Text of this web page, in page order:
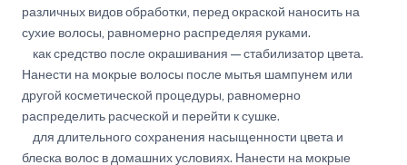
различных видов обработки, перед окраской наносить на
сухие волосы, равномерно распределяя руками.
как средство после окрашивания — стабилизатор цвета.
Нанести на мокрые волосы после мытья шампунем или
другой косметической процедуры, равномерно
распределить расческой и перейти к сушке.
для длительного сохранения насыщенности цвета и
блеска волос в домашних условиях. Нанести на мокрые